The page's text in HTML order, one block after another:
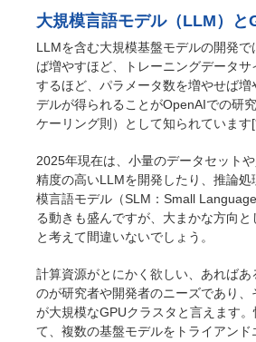
大規模言語モデル（LLM）と
LLMを含む大規模基盤モデルの開発
ば増やすほど、トレーニングデータ
するほど、パラメータ数を増やせば増
デルが得られることがOpenAIでの研
ケーリング則）として知られています
2025年現在は、小量のデータセット
精度の高いLLMを開発したり、推論処
模言語モデル（SLM：Small
る動きも盛んですが、大まかな方向と
と考えて間違いないでしょう。
計算資源がとにかく欲しい、あればあ
のが研究者や開発者のニーズであり
が大規模なGPUクラスタと言えます
て、複数の基盤モデルをトライアン